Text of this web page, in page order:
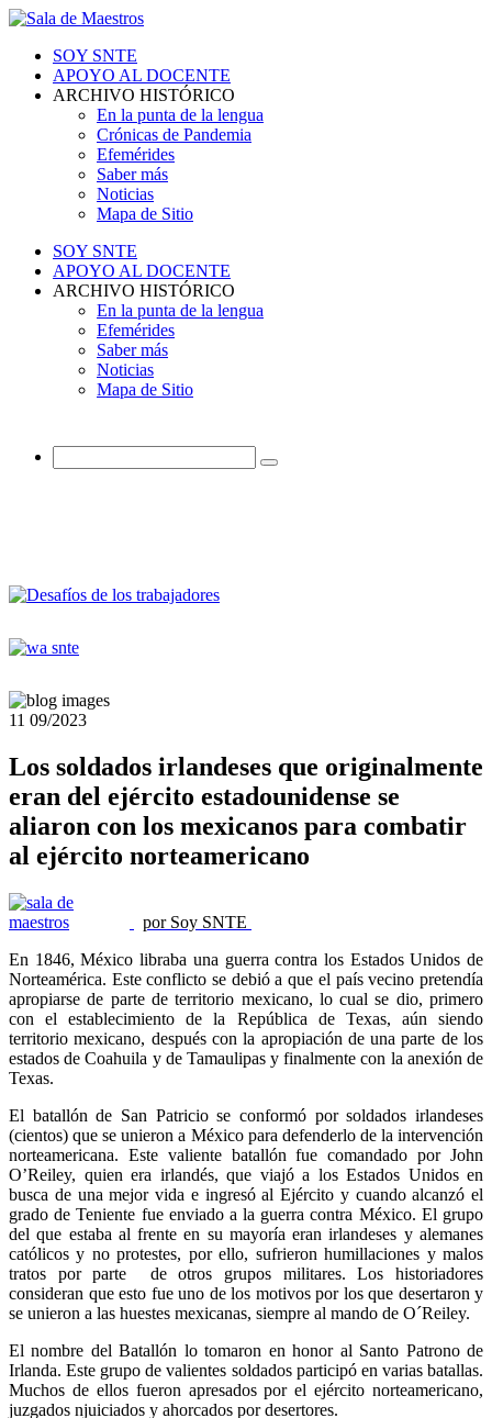
SOY SNTE
APOYO AL DOCENTE
ARCHIVO HISTÓRICO
En la punta de la lengua
Crónicas de Pandemia
Efemérides
Saber más
Noticias
Mapa de Sitio
SOY SNTE
APOYO AL DOCENTE
ARCHIVO HISTÓRICO
En la punta de la lengua
Efemérides
Saber más
Noticias
Mapa de Sitio
11 09/2023
Los soldados irlandeses que originalmente
eran del ejército estadounidense se
aliaron con los mexicanos para combatir
al ejército norteamericano
por Soy SNTE
En 1846, México libraba una guerra contra los Estados Unidos de
Norteamérica. Este conflicto se debió a que el país vecino pretendía
apropiarse de parte de territorio mexicano, lo cual se dio, primero
con el establecimiento de la República de Texas, aún siendo
territorio mexicano, después con la apropiación de una parte de los
estados de Coahuila y de Tamaulipas y finalmente con la anexión de
Texas.
El batallón de San Patricio se conformó por soldados irlandeses
(cientos) que se unieron a México para defenderlo de la intervención
norteamericana. Este valiente batallón fue comandado por John
O’Reiley, quien era irlandés, que viajó a los Estados Unidos en
busca de una mejor vida e ingresó al Ejército y cuando alcanzó el
grado de Teniente fue enviado a la guerra contra México. El grupo
del que estaba al frente en su mayoría eran irlandeses y alemanes
católicos y no protestes, por ello, sufrieron humillaciones y malos
tratos por parte de otros grupos militares. Los historiadores
consideran que esto fue uno de los motivos por los que desertaron y
se unieron a las huestes mexicanas, siempre al mando de O´Reiley.
El nombre del Batallón lo tomaron en honor al Santo Patrono de
Irlanda. Este grupo de valientes soldados participó en varias batallas.
Muchos de ellos fueron apresados por el ejército norteamericano,
juzgados njuiciados y ahorcados por desertores.